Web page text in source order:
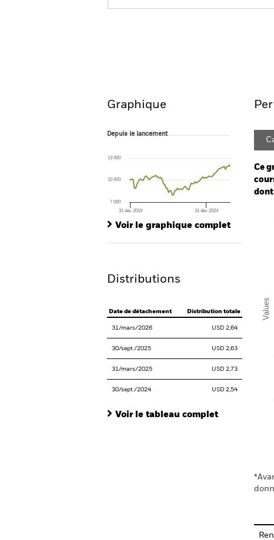
Graphique
Depuis le lancement
The chart has 1 X axis displaying Time.
The chart has 1 Y axis displaying values. Range: -
Depuis le lancement
31 déc 2019 31 déc 2024
7 000
10 000
13 000
Voir le graphique complet
Distributions
Date de détachement Distribution totale
31/mars/2026 USD 2,64
30/sept./2025 USD 2,63
31/mars/2025 USD 2,73
30/sept./2024 USD 2,54
Voir le tableau complet
Ce
dont
Bar
Values
End